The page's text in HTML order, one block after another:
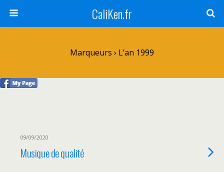
CaliKen.fr
Marqueurs › L’an 1999
09/09/2020
Musique de qualité